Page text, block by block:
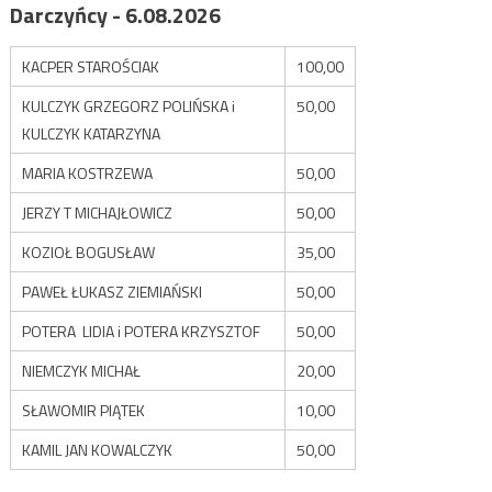
Darczyńcy - 6.08.2026
KACPER STAROŚCIAK
100,00
KULCZYK GRZEGORZ POLIŃSKA i
KULCZYK KATARZYNA
50,00
MARIA KOSTRZEWA
50,00
JERZY T MICHAJŁOWICZ
50,00
KOZIOŁ BOGUSŁAW
35,00
PAWEŁ ŁUKASZ ZIEMIAŃSKI
50,00
POTERA LIDIA i POTERA KRZYSZTOF
50,00
NIEMCZYK MICHAŁ
20,00
SŁAWOMIR PIĄTEK
10,00
KAMIL JAN KOWALCZYK
50,00